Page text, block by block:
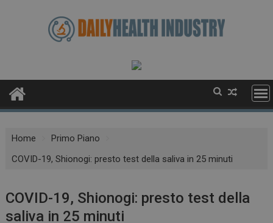
Home
Primo Piano
COVID-19, Shionogi: presto test della saliva in 25 minuti
COVID-19, Shionogi: presto test della
saliva in 25 minuti